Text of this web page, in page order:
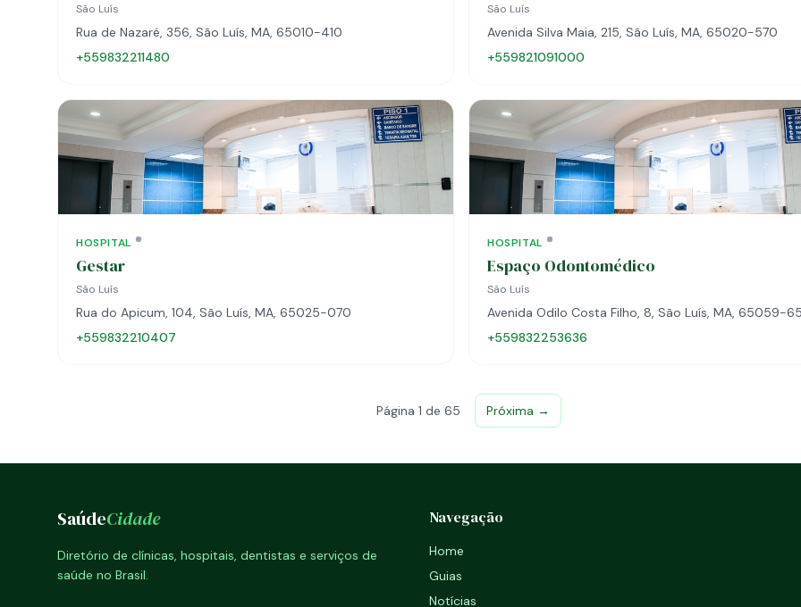
São Luís
Rua de Nazaré, 356, São Luís, MA, 65010-410
+559832211480
São Luís
Avenida Silva Maia, 215, São Luís, MA, 65020-570
+559821091000
HOSPITAL
Gestar
São Luís
Rua do Apicum, 104, São Luís, MA, 65025-070
+559832210407
HOSPITAL
Espaço Odontomédico
São Luís
Avenida Odilo Costa Filho, 8, São Luís, MA, 65059-
+559832253636
Página 1 de 65 Próxima →
SaúdeCidade
Diretório de clínicas, hospitais, dentistas e serviços de
saúde no Brasil.
Navegação
Home
Guias
Notícias